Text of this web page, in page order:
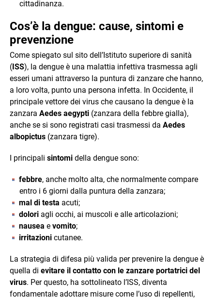
cittadinanza.
Cos’è la dengue: cause, sintomi e
prevenzione
Come spiegato sul sito dell’Istituto superiore di sanità
(ISS), la dengue è una malattia infettiva trasmessa agli
esseri umani attraverso la puntura di zanzare che hanno,
a loro volta, punto una persona infetta. In Occidente, il
principale vettore dei virus che causano la dengue è la
zanzara Aedes aegypti (zanzara della febbre gialla),
anche se si sono registrati casi trasmessi da Aedes
albopictus (zanzara tigre).
I principali sintomi della dengue sono:
febbre, anche molto alta, che normalmente compare
entro i 6 giorni dalla puntura della zanzara;
mal di testa acuti;
dolori agli occhi, ai muscoli e alle articolazioni;
nausea e vomito;
irritazioni cutanee.
La strategia di difesa più valida per prevenire la dengue è
quella di evitare il contatto con le zanzare portatrici del
virus. Per questo, ha sottolineato l’ISS, diventa
fondamentale adottare misure come l’uso di repellenti,